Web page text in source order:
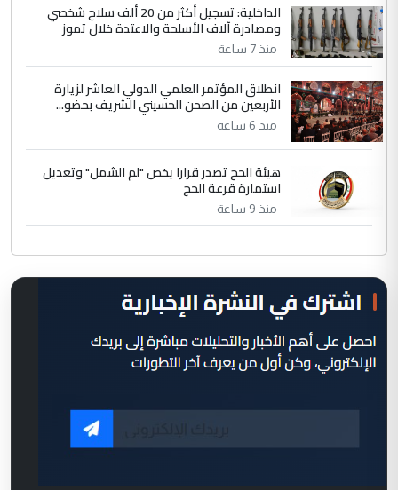
الداخلية: تسجيل أكثر من 20 ألف سلاح شخصي
ومصادرة آلاف الأسلحة والاعتدة خلال تموز
منذ 7 ساعة
انطلاق المؤتمر العلمي الدولي العاشر لزيارة
الأربعين من الصحن الحسيني الشريف بحضو...
منذ 6 ساعة
هيئة الحج تصدر قرارا يخص "لم الشمل" وتعديل
استمارة قرعة الحج
منذ 9 ساعة